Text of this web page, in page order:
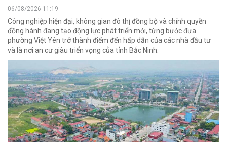
06/08/2026 11:19
Công nghiệp hiện đại, không gian đô thị đồng bộ và chính quyền
đồng hành đang tạo động lực phát triển mới, từng bước đưa
phường Việt Yên trở thành điểm đến hấp dẫn của các nhà đầu tư
và là nơi an cư giàu triển vọng của tỉnh Bắc Ninh.